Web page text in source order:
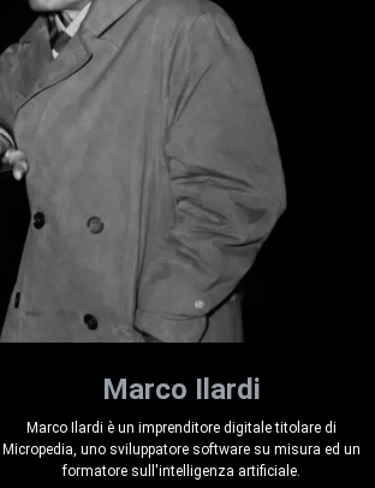
Marco Ilardi
Marco Ilardi è un imprenditore digitale titolare di
Micropedia, uno sviluppatore software su misura ed un
formatore sull'intelligenza artificiale.